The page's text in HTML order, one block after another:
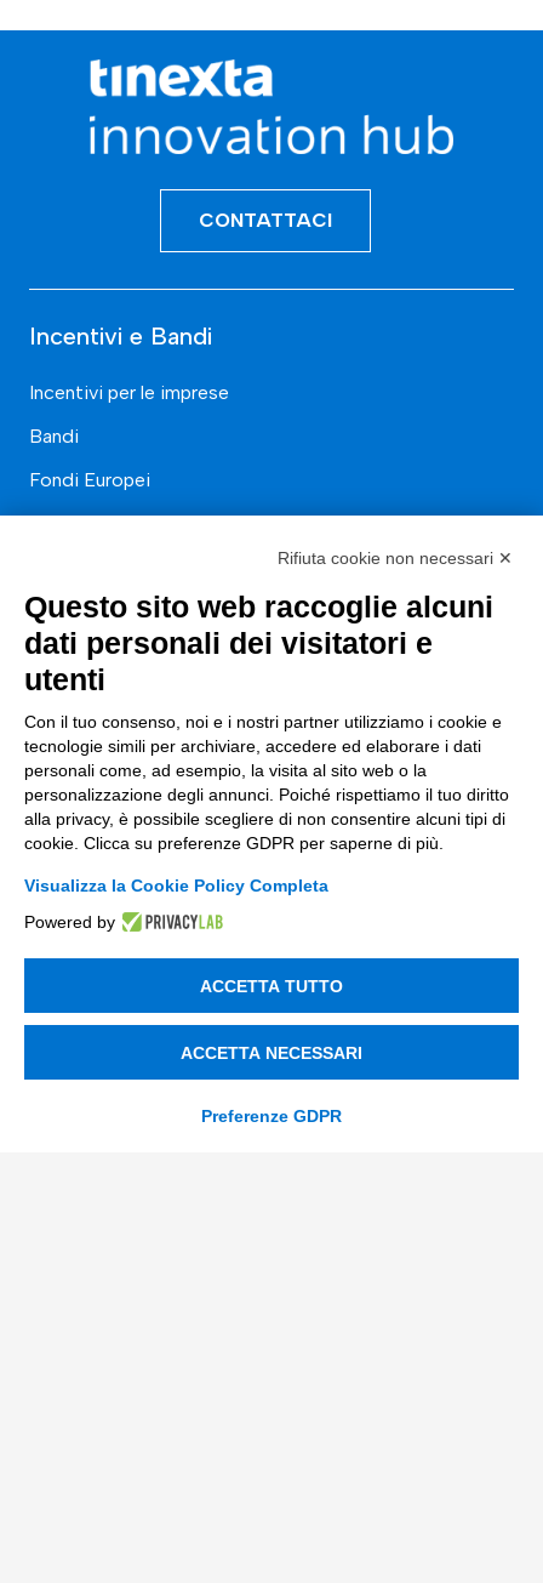
CONTATTACI
Incentivi e Bandi
Incentivi per le imprese
Bandi
Fondi Europei
ESG
Finanza
Nuovi Mercati
Innovazione di prodotto e processo
Digital Marketing
Data & BI
Trasformazione Digitale
Compliance Normativa Integrata
Soluzioni Digitali
Smart Factory
Rifiuta cookie non necessari ✕
Questo sito web raccoglie alcuni
dati personali dei visitatori e
utenti
Con il tuo consenso, noi e i nostri partner utilizziamo i cookie e
tecnologie simili per archiviare, accedere ed elaborare i dati
personali come, ad esempio, la visita al sito web o la
personalizzazione degli annunci. Poiché rispettiamo il tuo diritto
alla privacy, è possibile scegliere di non consentire alcuni tipi di
cookie. Clicca su preferenze GDPR per saperne di più.
Visualizza la Cookie Policy Completa
Powered by
ACCETTA TUTTO
ACCETTA NECESSARI
Preferenze GDPR